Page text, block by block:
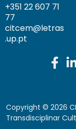
+351 22 607 71
77
citcem@letras
.up.pt
Copyright © 2026
Transdisciplinar